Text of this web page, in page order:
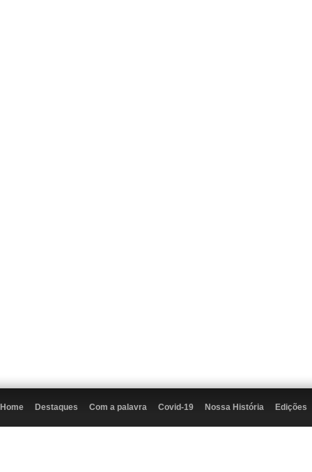
Home Destaques Com a palavra Covid-19 Nossa História Edições